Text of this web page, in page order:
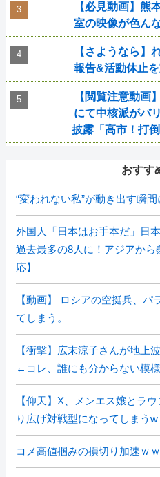
【必見動画】熊
室の映像が色ん
【さようなら】
報告&活動休止
【閲覧注意動画
にて中核派がバ
披露「高市！打
おすす
“変われない私”が動き出す瞬間
外国人「日本はお手本だ」日
過去最多の8人に！アジアから
応】
【動画】 ロシアの空挺兵、
てしまう。
【衝撃】広末涼子さんが地上
←コレ、誰にも分からない模
【仰天】X、メンエス嬢とラ
り広げ対戦型になってしまう
コメ高値掴みの損切り加速ｗ